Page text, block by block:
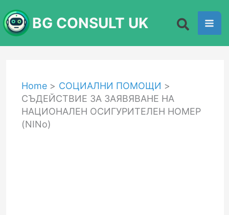
to
content
BG CONSULT UK
Home
СОЦИАЛНИ ПОМОЩИ
СЪДЕЙСТВИЕ ЗА ЗАЯВЯВАНЕ НА
НАЦИОНАЛЕН ОСИГУРИТЕЛЕН НОМЕР
(NINo)